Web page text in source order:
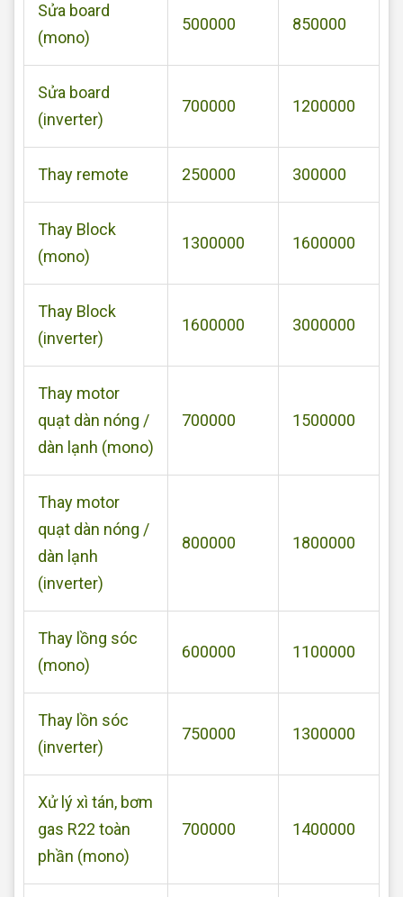
Sửa board
(mono)
500000 850000
Sửa board
(inverter)
700000 1200000
Thay remote 250000 300000
Thay Block
(mono)
1300000 1600000
Thay Block
(inverter)
1600000 3000000
Thay motor
quạt dàn nóng /
dàn lạnh (mono)
700000 1500000
Thay motor
quạt dàn nóng /
dàn lạnh
(inverter)
800000 1800000
Thay lồng sóc
(mono)
600000 1100000
Thay lồn sóc
(inverter)
750000 1300000
Xử lý xì tán, bơm
gas R22 toàn
phần (mono)
700000 1400000